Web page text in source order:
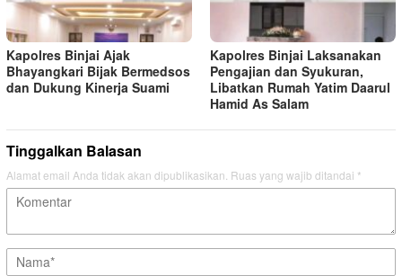
Kapolres Binjai Ajak
Bhayangkari Bijak Bermedsos
dan Dukung Kinerja Suami
Kapolres Binjai Laksanakan
Pengajian dan Syukuran,
Libatkan Rumah Yatim Daarul
Hamid As Salam
Tinggalkan Balasan
Alamat email Anda tidak akan dipublikasikan. Ruas yang wajib ditandai *